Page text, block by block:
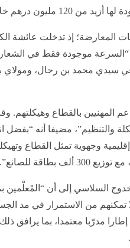
هذه الولاية الحكومية”.
المعارضة؛ إذ تدخلت عائشة
إن “السرعة موجودة فقط في
سيدي محمد بن رحال، ومولاي
بالقطاع وهيكلتهم.
والتنظيم”، مضيفا أنه “بفضل
للصانع”.
خدوج السلاسي إلى أن
من الاستمرار في مد
مدرّبا معتمدا، بما يرافق